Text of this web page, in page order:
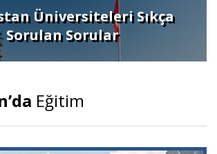
Üniversiteleri Sıkça
Sorulan Sorular
Eğitim